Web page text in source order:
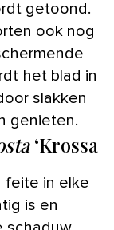
getoond.
ook nog
het blad in
slakken
genieten.
‘Krossa
feite in elke
is en